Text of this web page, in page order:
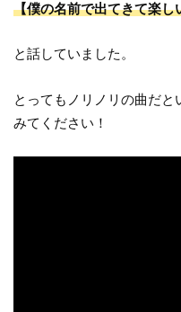
【僕の名前で出てきて楽し
と話していました。
とってもノリノリの曲だ
みてください！